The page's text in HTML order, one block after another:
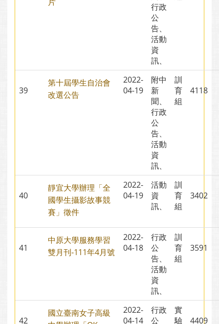
行政
公
告、
活動
資
訊、
39
第十屆學生自治會
改選公告
2022-
04-19
附中
新
聞、
行政
公
告、
活動
資
訊、
訓
育
組
4118
40
靜宜大學辦理「全
國學生攝影故事競
賽」徵件
2022-
04-19
活動
資
訊、
訓
育
組
3402
41
中原大學服務學習
雙月刊-111年4月號
2022-
04-18
行政
公
告、
活動
資
訊、
訓
育
組
3591
42
國立臺南女子高級
2022-
04-14
行政
公
實
驗
4409